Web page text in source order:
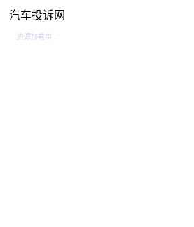
汽车投诉网
资源加载中...